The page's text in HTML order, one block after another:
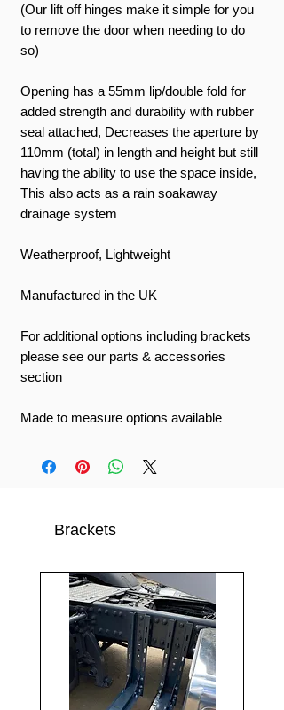
(Our lift off hinges make it simple for you
to remove the door when needing to do
so)
Opening has a 55mm lip/double fold for
added strength and durability with rubber
seal attached, Decreases the aperture by
110mm (total) in length and height but still
having the ability to use the space inside,
This also acts as a rain soakaway
drainage system
Weatherproof, Lightweight
Manufactured in the UK
For additional options including brackets
please see our parts & accessories
section
Made to measure options available
Brackets